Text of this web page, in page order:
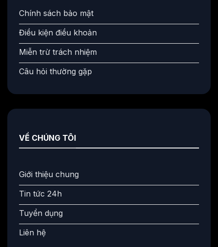
Chính sách bảo mật
Điều kiện điều khoản
Miễn trừ trách nhiệm
Câu hỏi thường gặp
VỀ CHÚNG TÔI
Giới thiệu chung
Tin tức 24h
Tuyển dụng
Liên hệ